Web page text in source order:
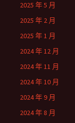
2025 年 5 月
2025 年 2 月
2025 年 1 月
2024 年 12 月
2024 年 11 月
2024 年 10 月
2024 年 9 月
2024 年 8 月